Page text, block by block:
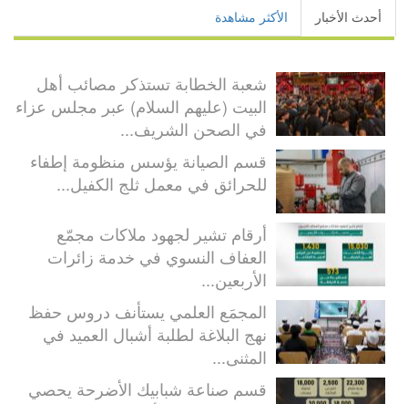
أحدث الأخبار الأكثر مشاهدة
شعبة الخطابة تستذكر مصائب أهل
البيت (عليهم السلام) عبر مجلس عزاء
في الصحن الشريف...
قسم الصيانة يؤسس منظومة إطفاء
للحرائق في معمل ثلج الكفيل...
أرقام تشير لجهود ملاكات مجمّع
العفاف النسوي في خدمة زائرات
الأربعين...
المجمَع العلمي يستأنف دروس حفظ
نهج البلاغة لطلبة أشبال العميد في
المثنى...
قسم صناعة شبابيك الأضرحة يحصي